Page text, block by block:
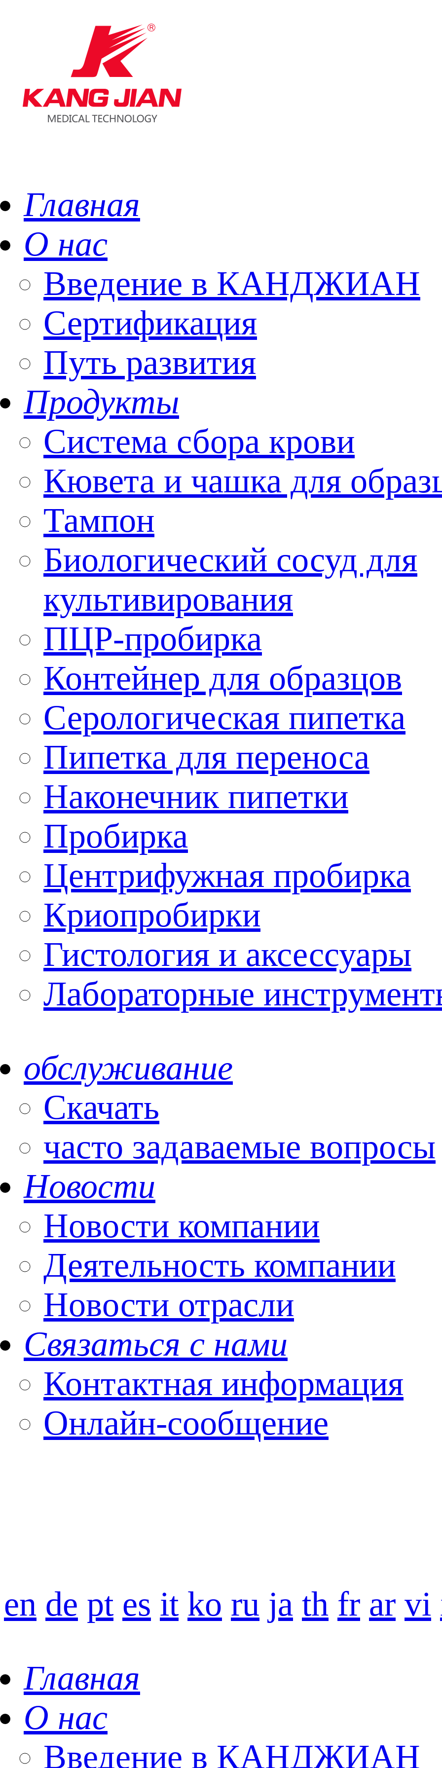
Главная
О нас
Введение в КАНДЖИАН
Сертификация
Путь развития
Продукты
Система сбора крови
Кювета и чашка для
Тампон
Биологический сосуд для
культивирования
ПЦР-пробирка
Контейнер для образцов
Серологическая пипетка
Пипетка для переноса
Наконечник пипетки
Пробирка
Центрифужная пробирка
Криопробирки
Гистология и аксессуары
Лабораторные
обслуживание
Скачать
часто задаваемые вопросы
Новости
Новости компании
Деятельность компании
Новости отрасли
Связаться с нами
Контактная информация
Онлайн-сообщение
en de pt es it ko ru ja th fr ar vi
Главная
О нас
Введение в КАНДЖИАН